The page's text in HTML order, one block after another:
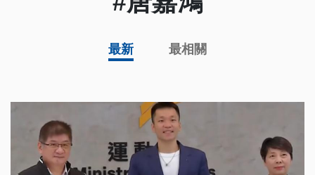
最新 最相關